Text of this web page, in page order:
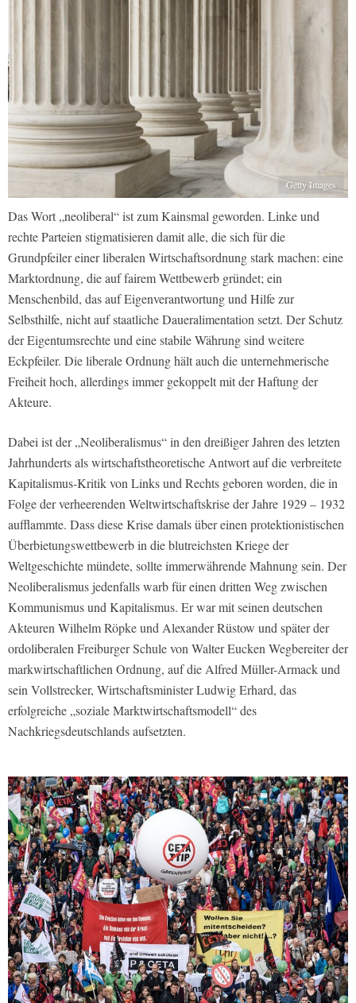
Getty Images
Das Wort „neoliberal“ ist zum Kainsmal geworden. Linke und
rechte Parteien stigmatisieren damit alle, die sich für die
Grundpfeiler einer liberalen Wirtschaftsordnung stark machen: eine
Marktordnung, die auf fairem Wettbewerb gründet; ein
Menschenbild, das auf Eigenverantwortung und Hilfe zur
Selbsthilfe, nicht auf staatliche Daueralimentation setzt. Der Schutz
der Eigentumsrechte und eine stabile Währung sind weitere
Eckpfeiler. Die liberale Ordnung hält auch die unternehmerische
Freiheit hoch, allerdings immer gekoppelt mit der Haftung der
Akteure.
Dabei ist der „Neoliberalismus“ in den dreißiger Jahren des letzten
Jahrhunderts als wirtschaftstheoretische Antwort auf die verbreitete
Kapitalismus-Kritik von Links und Rechts geboren worden, die in
Folge der verheerenden Weltwirtschaftskrise der Jahre 1929 – 1932
aufflammte. Dass diese Krise damals über einen protektionistischen
Überbietungswettbewerb in die blutreichsten Kriege der
Weltgeschichte mündete, sollte immerwährende Mahnung sein. Der
Neoliberalismus jedenfalls warb für einen dritten Weg zwischen
Kommunismus und Kapitalismus. Er war mit seinen deutschen
Akteuren Wilhelm Röpke und Alexander Rüstow und später der
ordoliberalen Freiburger Schule von Walter Eucken Wegbereiter der
markwirtschaftlichen Ordnung, auf die Alfred Müller-Armack und
sein Vollstrecker, Wirtschaftsminister Ludwig Erhard, das
erfolgreiche „soziale Marktwirtschaftsmodell“ des
Nachkriegsdeutschlands aufsetzten.